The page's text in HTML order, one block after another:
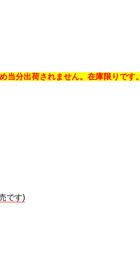
分出荷されません。在庫限りです。
です)